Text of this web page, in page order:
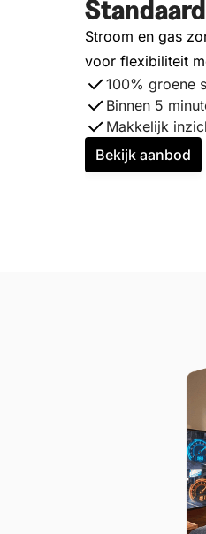
Stroom en gas
voor flexibiliteit
100% groene
Binnen 5
Makkelijk
Bekijk aanbod